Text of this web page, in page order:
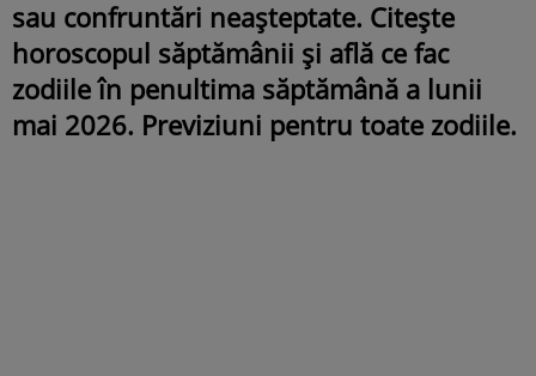
sau confruntări neașteptate. Citește
horoscopul săptămânii și află ce fac
zodiile în penultima săptămână a lunii
mai 2026. Previziuni pentru toate zodiile.